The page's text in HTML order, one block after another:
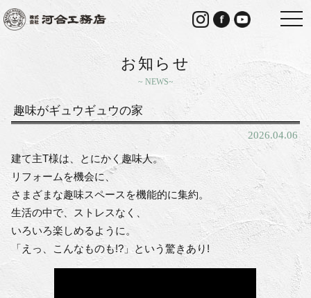
お知らせ
NEWS
趣味がギュウギュウの家
2026.04.06
建て主T様は、とにかく趣味人。
リフォームを機会に、
さまざまな趣味スペースを機能的に集約。
生活の中で、ストレスなく、
いろいろ楽しめるように。
「えっ、こんなものも!?」という驚きあり!